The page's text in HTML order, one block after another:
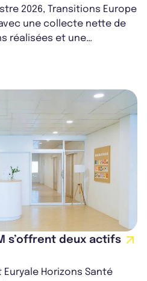
2026, Transitions Europe
une collecte nette de
réalisées et une
Md€....
s’offrent deux actifs
Euryale Horizons Santé